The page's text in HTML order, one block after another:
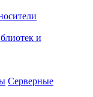
и
Серверные